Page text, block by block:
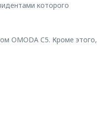
которого
OMODA C5. Кроме этого,